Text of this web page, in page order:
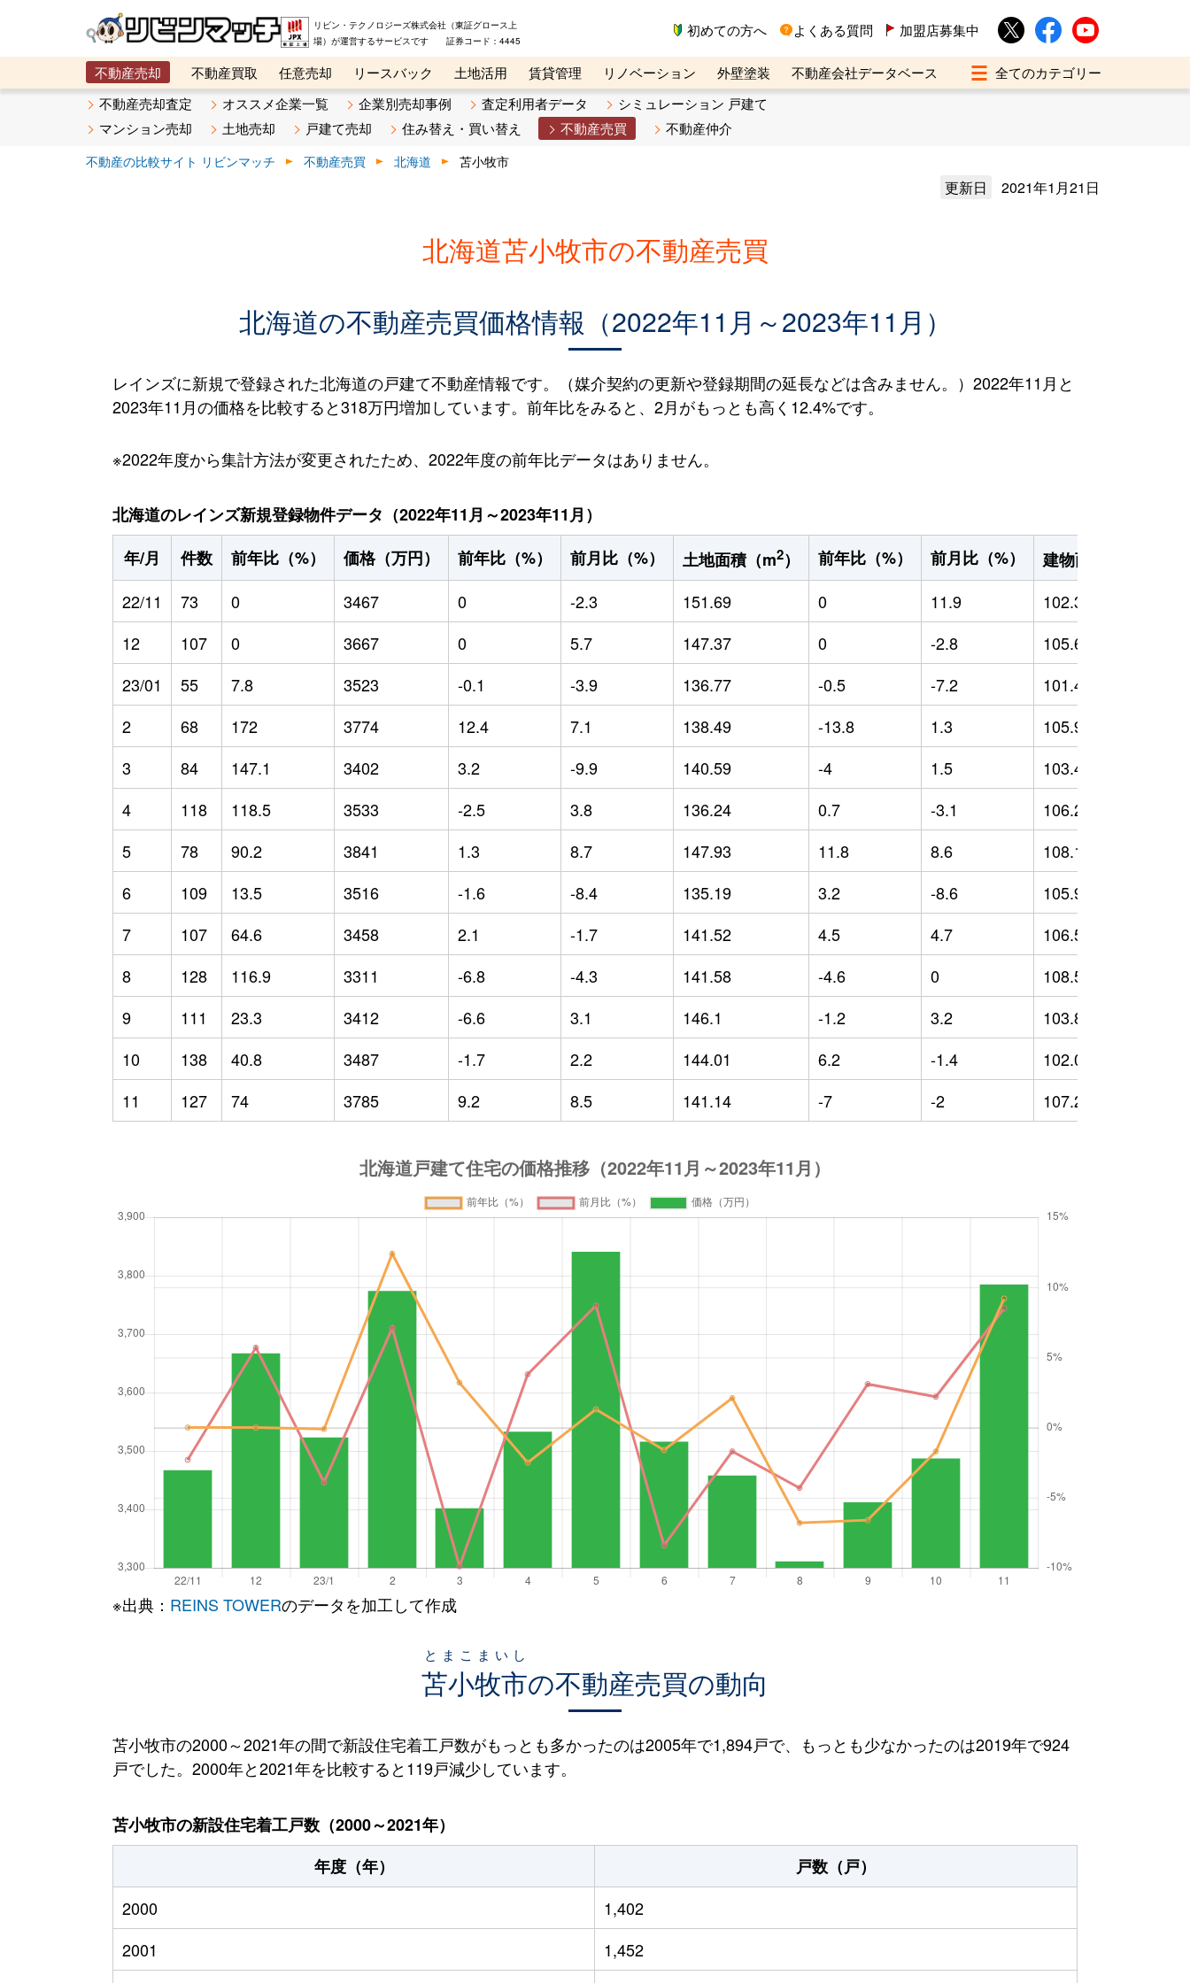
リビン・テクノロジーズ株式会社（東証グロース上
場）が運営するサービスです 証券コード：4445
初めての方へ よくある質問 加盟店募集中
不動産売却 不動産買取 任意売却 リースバック 土地活用 賃貸管理 リノベーション 外壁塗装
不動産会社データベース
メタ住宅展示場
ベスト不動産カンパニー オンライン講座 リビンマガジンBiz 不動産売却ご相談デスク
不動産売却査定 オススメ企業一覧 企業別売却事例 査定利用者データ
シミュレーション 戸建て
マンション売却
土地売却 戸建て売却 住み替え・買い替え 不動産売買 不動産仲介
不動産の比較サイト リビンマッチ 不動産売買 北海道 苫小牧市
更新日 2021年1月21日
北海道苫小牧市の不動産売買
北海道の不動産売買価格情報（2022年11月～2023年11月）
レインズに新規で登録された北海道の戸建て不動産情報です。（媒介契約の更新や登録期間の延長などは含みません。）2022年11月と
2023年11月の価格を比較すると318万円増加しています。前年比をみると、2月がもっとも高く12.4%です。
※2022年度から集計方法が変更されたため、2022年度の前年比データはありません。
北海道のレインズ新規登録物件データ（2022年11月～2023年11月）
年/月
件数 前年比（%） 価格（万円） 前年比（%） 前月比（%） 土地面積（m2） 前年比（%） 前月比（%） 建物面積（m
22/11
73 0 3467 0 -2.3 151.69 0 11.9 102.39
12
107 0 3667 0 5.7 147.37 0 -2.8 105.65
23/01
55 7.8 3523 -0.1 -3.9 136.77 -0.5 -7.2 101.41
2
68 172 3774 12.4 7.1 138.49 -13.8 1.3 105.9
3
84 147.1 3402 3.2 -9.9 140.59 -4 1.5 103.42
4
118 118.5 3533 -2.5 3.8 136.24 0.7 -3.1 106.25
5
78 90.2 3841 1.3 8.7 147.93 11.8 8.6 108.12
6
109 13.5 3516 -1.6 -8.4 135.19 3.2 -8.6 105.96
7
107 64.6 3458 2.1 -1.7 141.52 4.5 4.7 106.58
8
128 116.9 3311 -6.8 -4.3 141.58 -4.6 0 108.52
9
111 23.3 3412 -6.6 3.1 146.1 -1.2 3.2 103.83
10
138 40.8 3487 -1.7 2.2 144.01 6.2 -1.4 102.03
11
127 74 3785 9.2 8.5 141.14 -7 -2 107.23
※出典： REINS TOWERのデータを加工して作成
苫小牧市
とまこまいし
の不動産売買の動向
苫小牧市の2000～2021年の間で新設住宅着工戸数がもっとも多かったのは2005年で1,894戸で、もっとも少なかったのは2019年で924
戸でした。2000年と2021年を比較すると119戸減少しています。
苫小牧市の新設住宅着工戸数（2000～2021年）
年度（年）
戸数（戸）
2000
1,402
2001
1,452